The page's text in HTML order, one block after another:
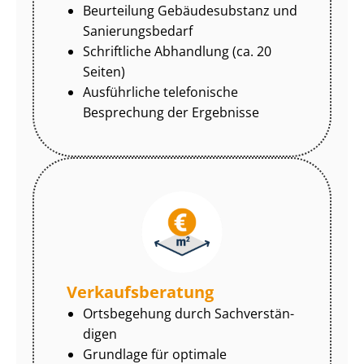
Beurteilung Gebäudesubstanz und
Sa­nie­rungs­be­darf
Schriftliche Abhandlung (ca. 20
Seiten)
Ausführliche telefonische
Besprechung der Ergebnisse
Ver­kaufs­be­ra­tung
Ortsbegehung durch Sach­ver­stän­
di­gen
Grundlage für optimale